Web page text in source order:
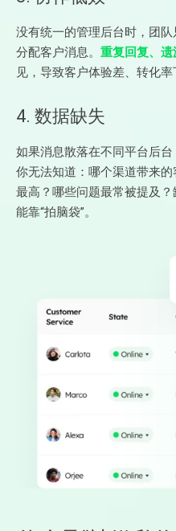
没有统一的管理后台时，团
分配客户消息。 重复回复、
见，导致客户体验差、转化率
4. 数据缺失
如果消息散落在不同平台后台
你无法知道：哪个渠道带来
最高？哪些问题最常被提及
能靠“拍脑袋”。